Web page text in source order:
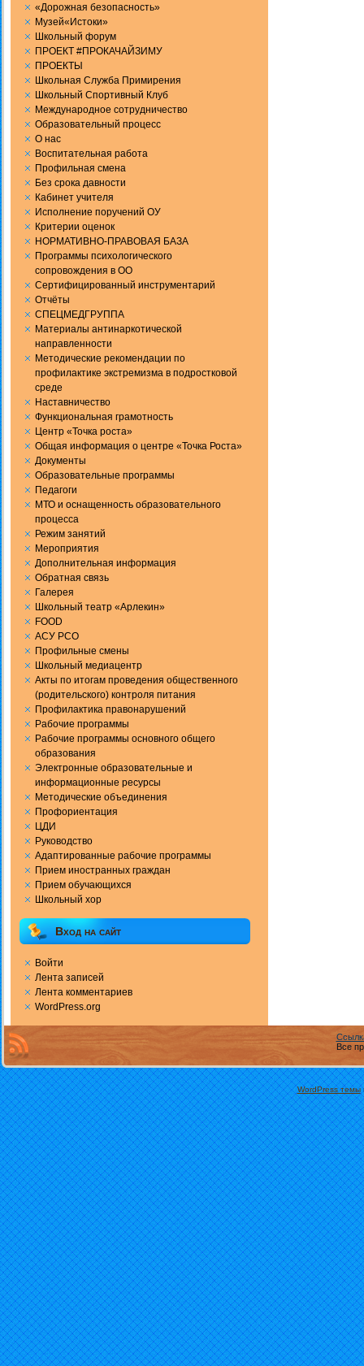
«Дорожная безопасность»
Музей«Истоки»
Школьный форум
ПРОЕКТ #ПРОКАЧАЙЗИМУ
ПРОЕКТЫ
Школьная Служба Примирения
Школьный Спортивный Клуб
Международное сотрудничество
Образовательный процесс
О нас
Воспитательная работа
Профильная смена
Без срока давности
Кабинет учителя
Исполнение поручений ОУ
Критерии оценок
НОРМАТИВНО-ПРАВОВАЯ БАЗА
Программы психологического
сопровождения в ОО
Сертифицированный инструментарий
Отчёты
СПЕЦМЕДГРУППА
Материалы антинаркотической
направленности
Методические рекомендации по
профилактике экстремизма в подростковой
среде
Наставничество
Функциональная грамотность
Центр «Точка роста»
Общая информация о центре «Точка Роста»
Документы
Образовательные программы
Педагоги
МТО и оснащенность образовательного
процесса
Режим занятий
Мероприятия
Дополнительная информация
Обратная связь
Галерея
Школьный театр «Арлекин»
FOOD
АСУ РСО
Профильные смены
Школьный медиацентр
Акты по итогам проведения общественного
(родительского) контроля питания
Профилактика правонарушений
Рабочие программы
Рабочие программы основного общего
образования
Электронные образовательные и
информационные ресурсы
Методические объединения
Профориентация
ЦДИ
Руководство
Адаптированные рабочие программы
Прием иностранных граждан
Прием обучающихся
Школьный хор
Вход на сайт
Войти
Лента записей
Лента комментариев
WordPress.org
Все
WordPress темы